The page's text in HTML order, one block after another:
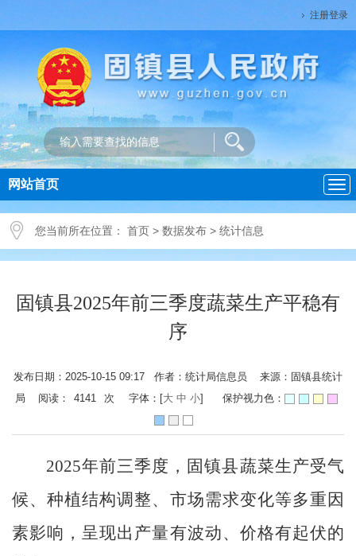
注册登录
导
航
网站首页
您当前所在位置： 首页 > 数据发布 > 统计信息
固镇县2025年前三季度蔬菜生产平稳有
序
发布日期：2025-10-15 09:17 作者：统计局信息员 来源：固镇县统计
局 阅读：
4141 次 字体：[大 中 小] 保护视力色：
2025年前三季度，固镇县蔬菜生产受气
候、种植结构调整、市场需求变化等多重因
素影响，呈现出产量有波动、价格有起伏的